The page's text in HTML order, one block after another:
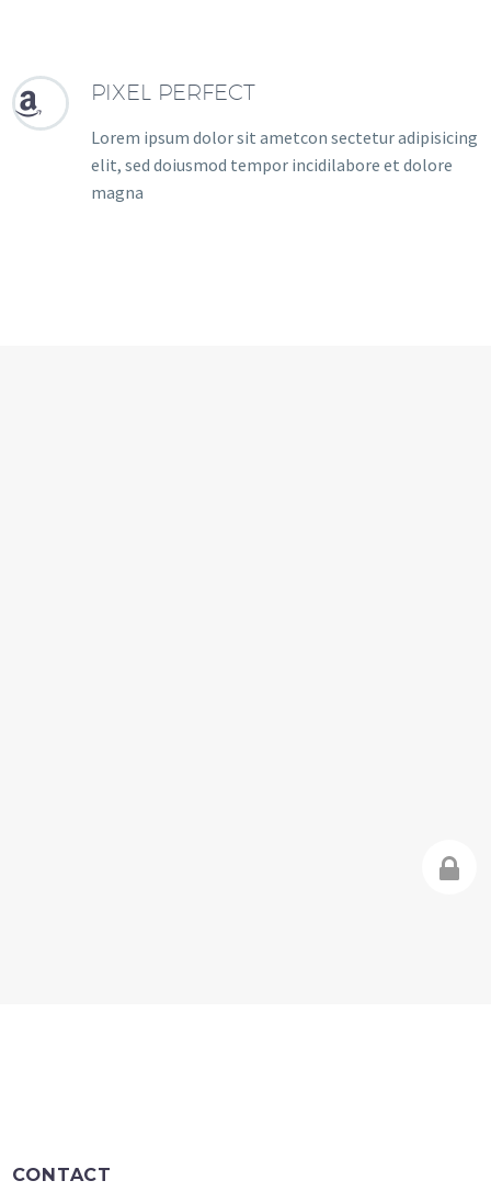

 PIXEL PERFECT
Lorem ipsum dolor sit ametcon sectetur adipisicing
elit, sed doiusmod tempor incidilabore et dolore
magna
CONTACT